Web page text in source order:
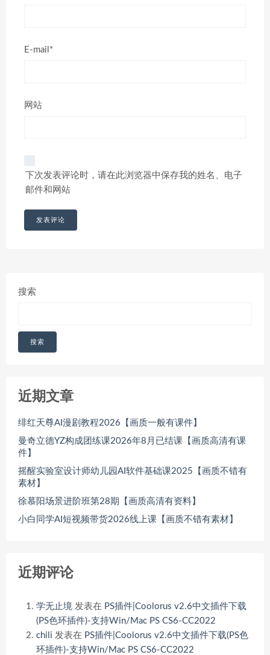
E-mail*
网站
下次发表评论时，请在此浏览器中保存我的姓名、电子
邮件和网站
搜索
搜索
近期文章
绯红天尊AI漫剧教程2026【画质一般有课件】
曼奇立德YZ构成团练课2026年8月已结课【画质高清有课
件】
摇醒实验室设计师幼儿园AI软件基础课2025【画质不错有
素材】
徐慕阳场景进阶班第28期【画质高清有资料】
小白同学AI短视频带货2026线上课【画质不错有素材】
近期评论
学无止境 发表在 PS插件|Coolorus v2.6中文插件下载
(PS色环插件)-支持Win/Mac PS CS6-CC2022
chili 发表在 PS插件|Coolorus v2.6中文插件下载(PS色
环插件)-支持Win/Mac PS CS6-CC2022